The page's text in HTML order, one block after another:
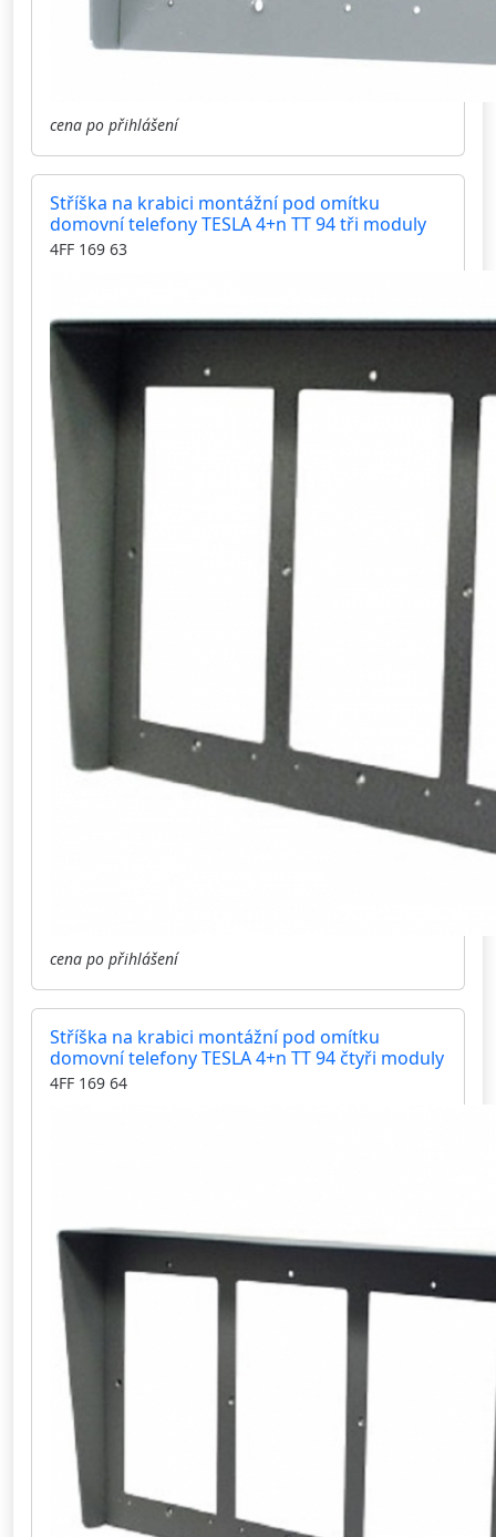
cena po přihlášení
Stříška na krabici montážní pod omítku
domovní telefony TESLA 4+n TT 94 tři moduly
4FF 169 63
cena po přihlášení
Stříška na krabici montážní pod omítku
domovní telefony TESLA 4+n TT 94 čtyři moduly
4FF 169 64